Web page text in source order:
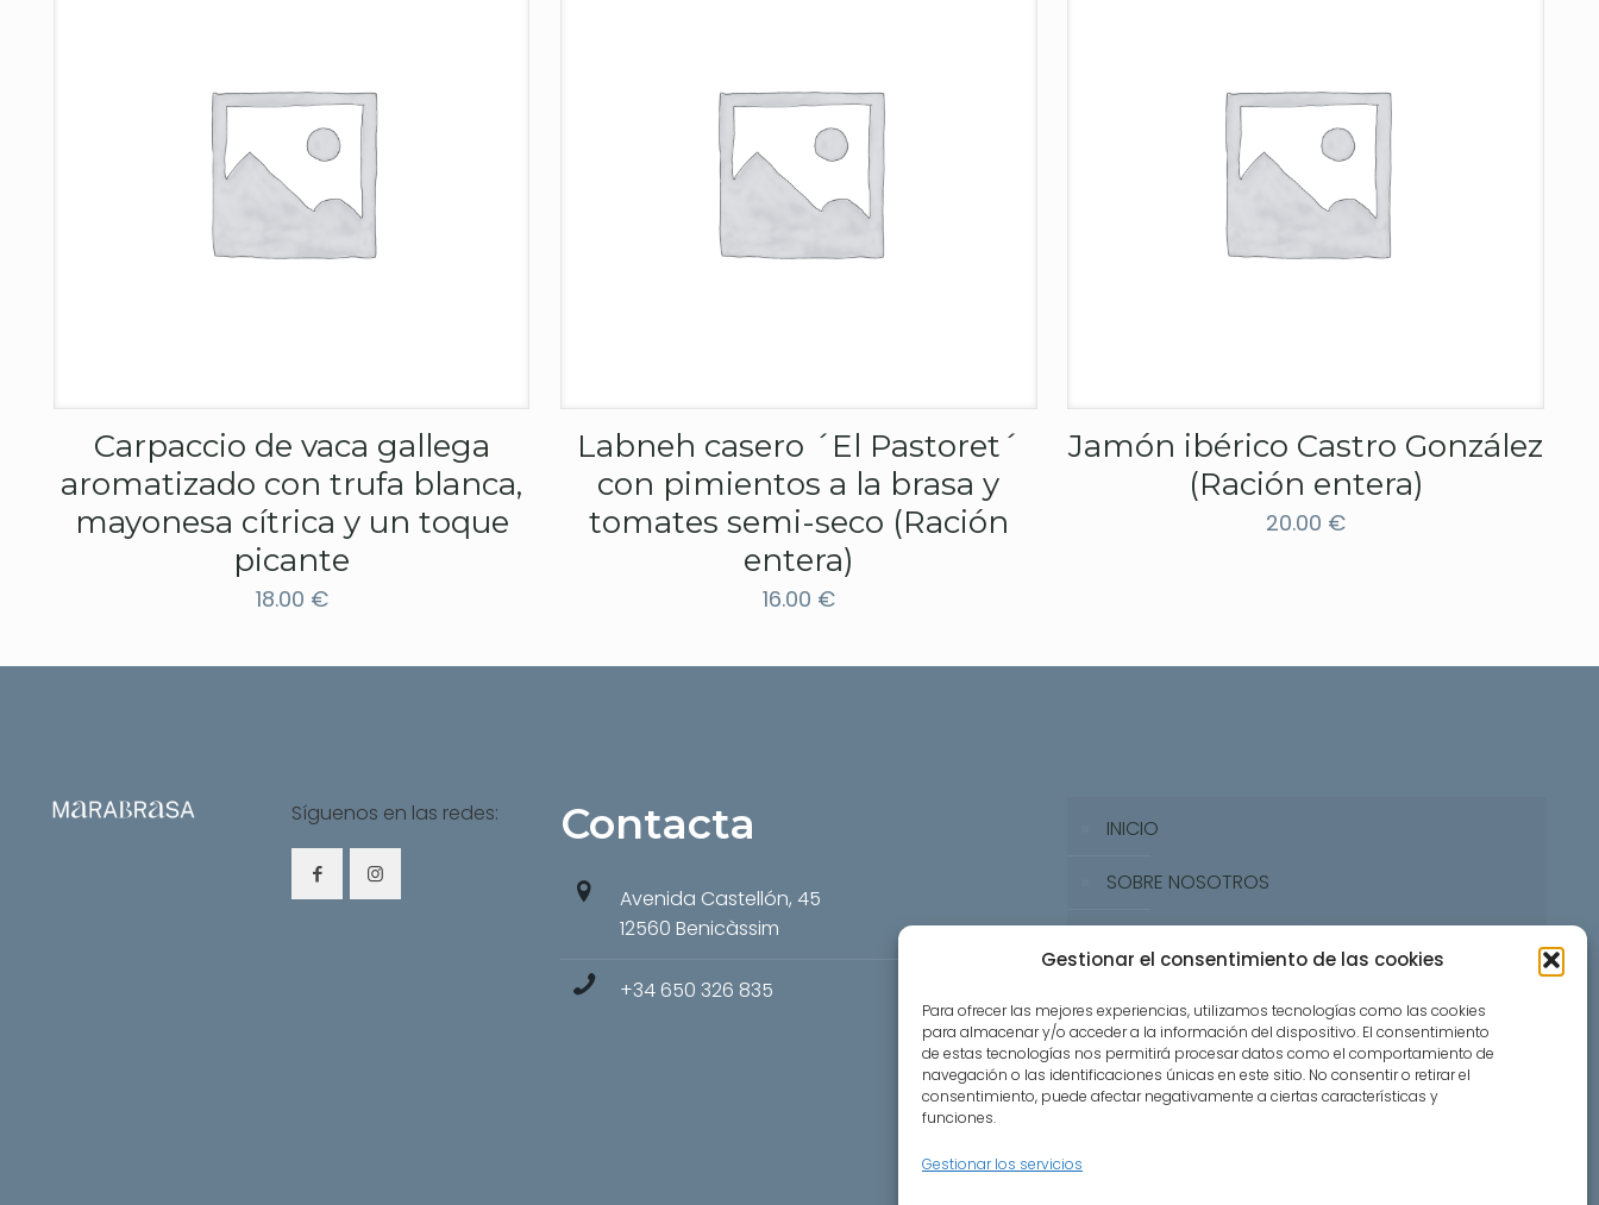
Gestionar el consentimiento de las cookies
Para ofrecer las mejores experiencias, utilizamos tecnologías como las cookies
para almacenar y/o acceder a la información del dispositivo. El consentimiento
de estas tecnologías nos permitirá procesar datos como el comportamiento de
navegación o las identificaciones únicas en este sitio. No consentir o retirar el
consentimiento, puede afectar negativamente a ciertas características y
funciones.
Gestionar los servicios
Carpaccio de vaca gallega
aromatizado con trufa blanca,
mayonesa cítrica y un toque
picante
18.00 €
Labneh casero ´El Pastoret´
con pimientos a la brasa y
tomates semi-seco (Ración
entera)
16.00 €
Jamón ibérico Castro González
(Ración entera)
20.00 €
Síguenos en las redes: Contacta
Avenida Castellón, 45
12560 Benicàssim
+34 650 326 835
INICIO
SOBRE NOSOTROS
CONTACTO